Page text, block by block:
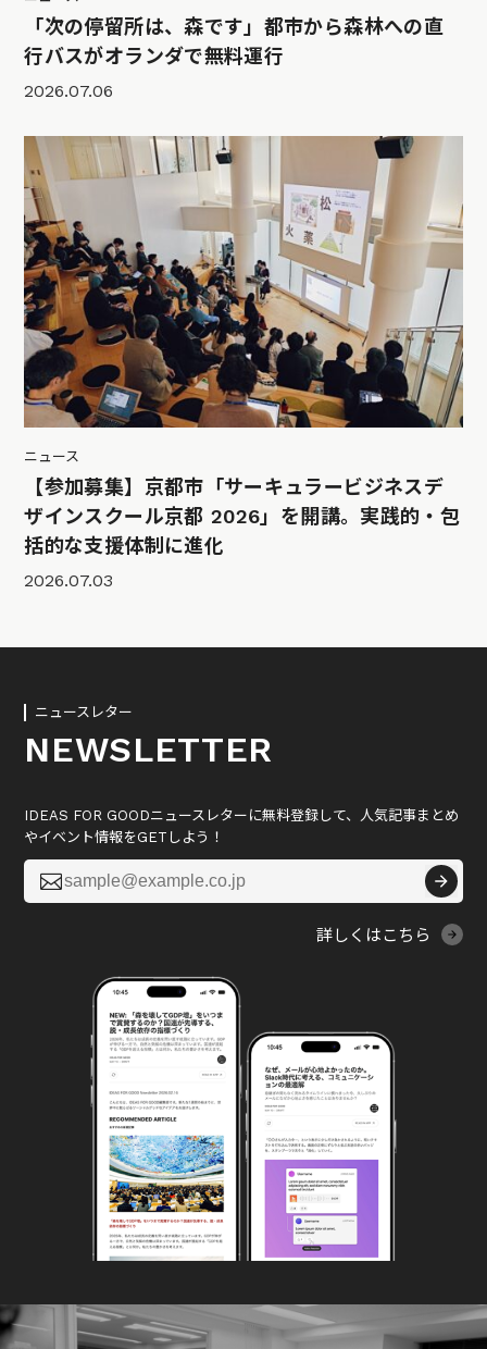
「次の停留所は、森です」都市から森林への直
行バスがオランダで無料運行
2026.07.06
ニュース
【参加募集】京都市「サーキュラービジネスデ
ザインスクール京都 2026」を開講。実践的・包
括的な支援体制に進化
2026.07.03
ニュースレター
NEWSLETTER
IDEAS FOR GOODニュースレターに無料登録して、人気記事まとめ
やイベント情報をGETしよう！

詳しくはこちら